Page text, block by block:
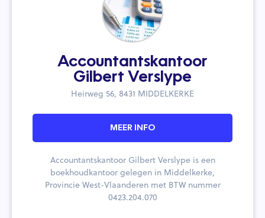
Accountantskantoor
Gilbert Verslype
Heirweg 56, 8431 MIDDELKERKE
MEER INFO
Accountantskantoor Gilbert Verslype is een
boekhoudkantoor gelegen in Middelkerke,
Provincie West-Vlaanderen met BTW nummer
0423.204.070